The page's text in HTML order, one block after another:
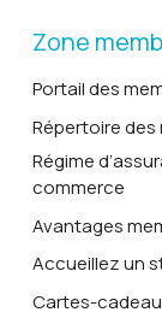
Zone
Portail des
Répertoire des
Régime
commerce
Avantages
Accueillez un
Cartes-